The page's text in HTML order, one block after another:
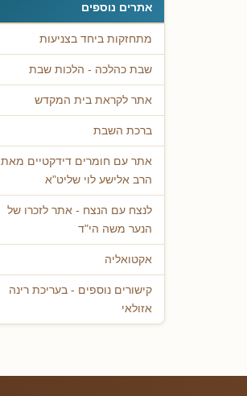
אתרים נוספים
מתחזקות ביחד בצניעות
שבת כהלכה - הלכות שבת
אתר לקראת בית המקדש
ברכת השבת
אתר עם חומרים דידקטיים מאת
הרב אלישע לוי שליט"א
לנצח עם הנצח - אתר לזכרו של
הנער משה הי"ד
אקטואליה
קישורים נוספים - בעריכת רינה
אזולאי